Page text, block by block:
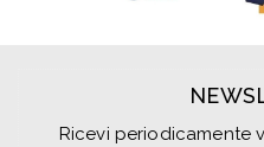
Ricevi periodicamente